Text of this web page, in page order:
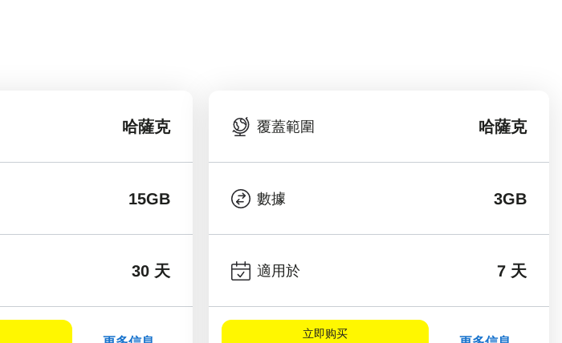
哈薩克
15GB
30 天
覆蓋範圍 哈薩克
數據 3GB
適用於 7 天
立即购买